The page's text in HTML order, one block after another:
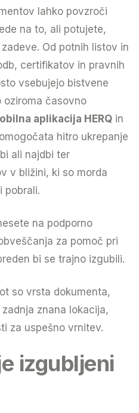
lahko povzroči
na to, ali potujete,
Od potnih listov in
certifikatov in pravnih
vsebujejo bistvene
oziroma časovno
aplikacija HERQ in
omogočata hitro ukrepanje
ali najdbi ter
v bližini, ki so morda
pobrali.
na podporno
za pomoč pri
bi se trajno izgubili.
so vrsta dokumenta,
znana lokacija,
za uspešno vrnitev.
izgubljeni